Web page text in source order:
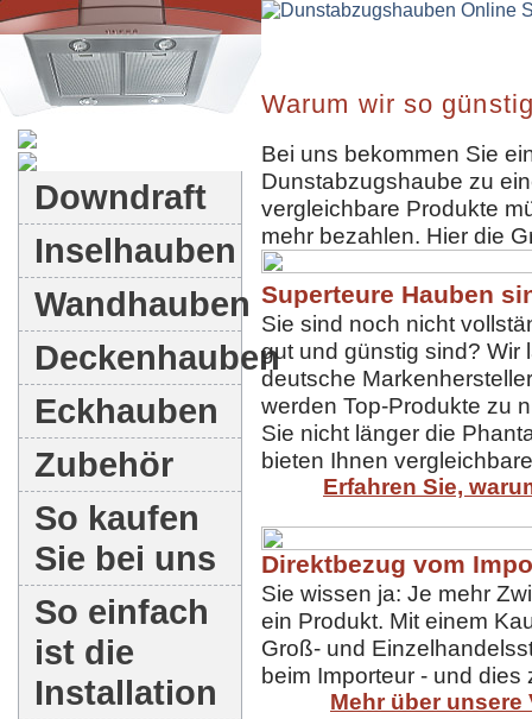
Downdraft
Inselhauben
Wandhauben
Deckenhauben
Eckhauben
Zubehör
So kaufen
Sie bei uns
So einfach
ist die
Installation
Warum wir so
Bei uns bekommen Sie
Dunstabzugshaube zu
vergleichbare Produkte
mehr bezahlen. Hier die
Superteure Hauben
Sie sind noch nicht
gut und günstig sind? Wir
deutsche
werden Top-Produkte zu
Sie nicht länger die
bieten Ihnen
Erfahren Sie,
Direktbezug vom
Sie wissen ja: Je mehr
ein Produkt. Mit einem
Groß- und
beim Importeur - und
Mehr über